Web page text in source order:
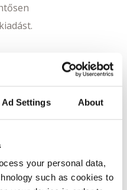
Ad Settings About
your personal data,
such as cookies to
is jelentkezhetnek
jóval
az online
valóban